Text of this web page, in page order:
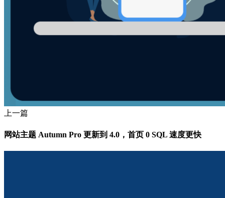
上一篇
网站主题 Autumn Pro 更新到 4.0，首页 0 SQL 速度更快